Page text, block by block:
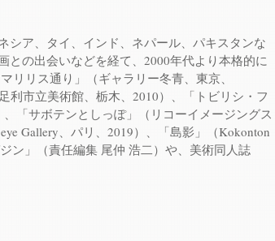
シア、タイ、インド、ネパール、パキスタンな
との出会いなどを経て、2000年代より本格的に
リリス通り」（ギャラリー冬青、東京、
利市立美術館、栃木、2010）、「トビリシ・フ
「サボテンとしっぽ」（リコーイメージングス
Gallery、パリ、2019）、「島影」（Kokonton
ン」（責任編集 尾仲 浩二）や、美術同人誌